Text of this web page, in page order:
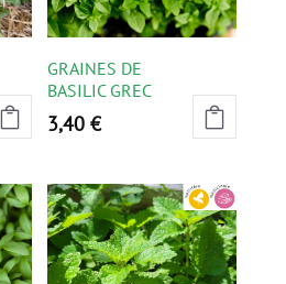
GRAINES DE
BASILIC GREC
3,40€